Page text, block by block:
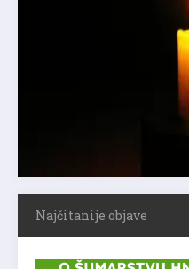
Najčitanije objave